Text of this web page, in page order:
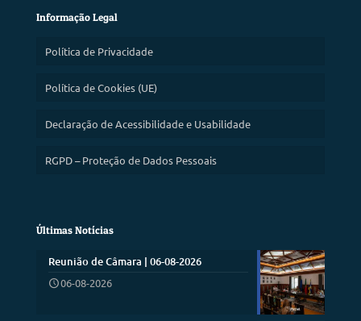
Informação Legal
Política de Privacidade
Política de Cookies (UE)
Declaração de Acessibilidade e Usabilidade
RGPD – Proteção de Dados Pessoais
Últimas Notícias
Reunião de Câmara | 06-08-2026
06-08-2026